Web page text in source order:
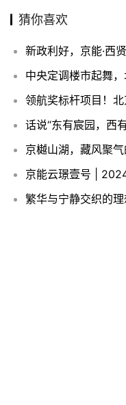
猜你喜欢
新政利好，京能·西
话说“东有宸园，西
京樾山湖，藏风聚
京能云璟壹号 |
繁华与宁静交织的